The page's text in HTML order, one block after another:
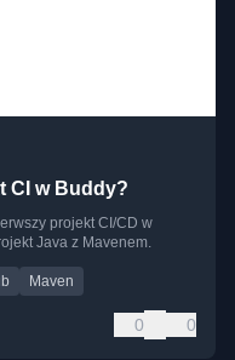
CI w Buddy?
projekt CI/CD w
Java z Mavenem.
Maven
0 0